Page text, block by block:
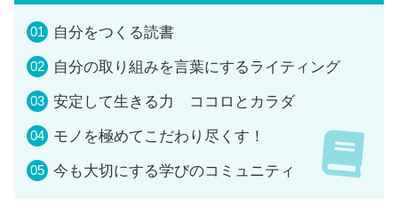
自分をつくる読書
自分の取り組みを言葉にするライティング
安定して生きる力 ココロとカラダ
モノを極めてこだわり尽くす！
今も大切にする学びのコミュニティ